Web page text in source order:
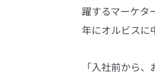
躍するマーケタ
年にオルビスに
「入社前から